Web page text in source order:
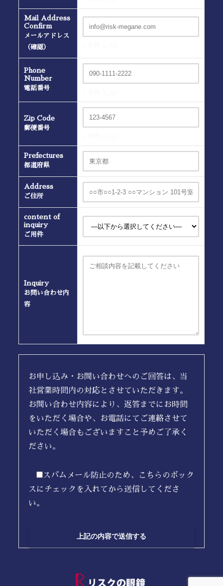
Mail Address
Confirm
メールアドレス
（確認）
Phone
Number
電話番号
Zip Code
郵便番号
Prefectures
都道府県
Address
ご住所
content of
inquiry
ご用件
Inquiry
お問い合わせ内
容
お申し込み・お問い合わせへのご回答は、当
社営業時間内の対応とさせていただきます。
お問い合わせ内容により、返答までにお時間
をいただく場合や、お電話にてご連絡させて
いただく場合もございますこと予めご了承く
ださい。
スパムメール防止のため、こちらのボック
スにチェックを入れてから送信してくださ
い。